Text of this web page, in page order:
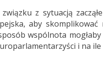
z sytuacją
aby
wspólnota
i na